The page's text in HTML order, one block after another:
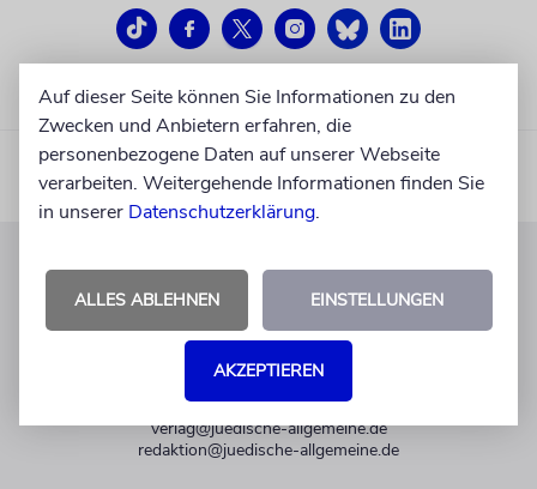
KUNDENSERVICE
+49 30 275833 0
Mo-Do 9-17 Uhr
verlag@juedische-allgemeine.de
redaktion@juedische-allgemeine.de
Auf dieser Seite können Sie Informationen zu den
Zwecken und Anbietern erfahren, die
personenbezogene Daten auf unserer Webseite
verarbeiten. Weitergehende Informationen finden Sie
in unserer Datenschutzerklärung.
ALLES ABLEHNEN EINSTELLUNGEN
AKZEPTIEREN